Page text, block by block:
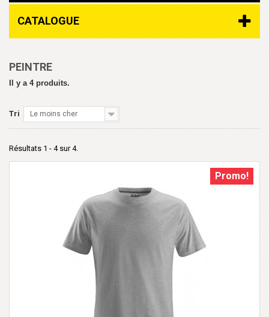
CATALOGUE
PEINTRE
Il y a 4 produits.
Tri Le moins cher
Résultats 1 - 4 sur 4.
Promo!